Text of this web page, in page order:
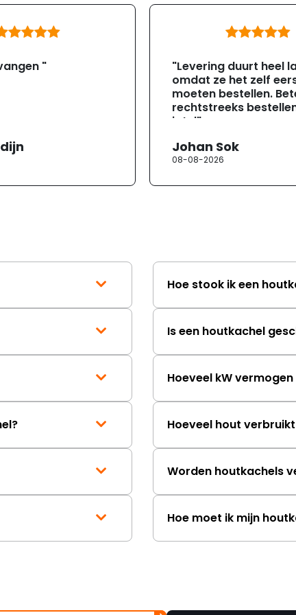
"
"Levering duurt heel
omdat ze het zelf
moeten bestellen.
rechtstreeks
jotul"
Johan Sok
08-08-2026
Hoe stook ik een
Is een houtkachel
Hoeveel kW
Hoeveel hout
Worden houtkachels
Hoe moet ik mijn